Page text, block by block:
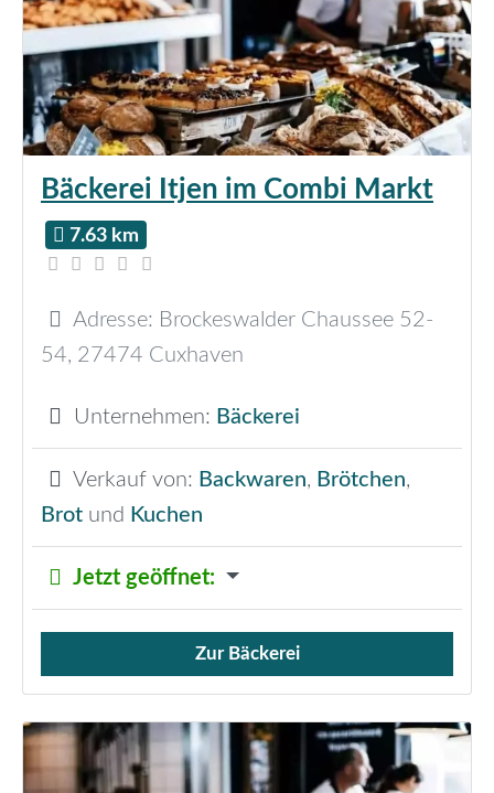
Bäckerei Itjen im Combi Markt
7.63 km
Adresse: Brockeswalder Chaussee 52-
54, 27474 Cuxhaven
Unternehmen: Bäckerei
Verkauf von: Backwaren, Brötchen,
Brot und Kuchen
Jetzt geöffnet:
Verkauf von Brötchen,
Zur Bäckerei